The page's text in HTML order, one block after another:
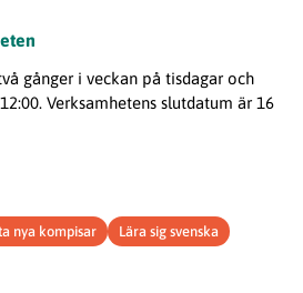
gånger i veckan på tisdagar och
Verksamhetens slutdatum är 16
nya kompisar
Lära sig svenska